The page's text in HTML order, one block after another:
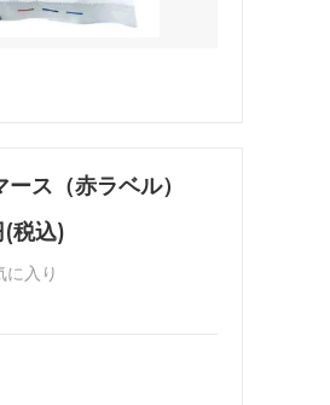
ス（赤ラベル）
税込)
に入り